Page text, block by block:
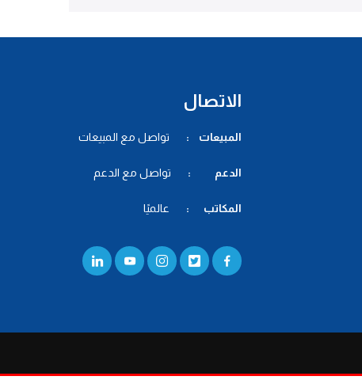
الاتصال
المبيعات : تواصل مع المبيعات
الدعم : تواصل مع الدعم
المكاتب : عالميًا